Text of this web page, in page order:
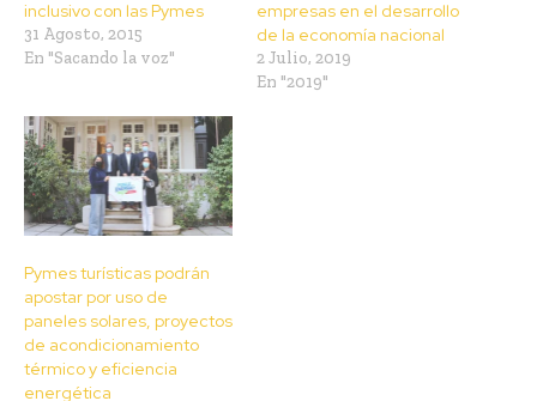
inclusivo con las Pymes
31 Agosto, 2015
En "Sacando la voz"
empresas en el desarrollo
de la economía nacional
2 Julio, 2019
En "2019"
Pymes turísticas podrán
apostar por uso de
paneles solares, proyectos
de acondicionamiento
térmico y eficiencia
energética